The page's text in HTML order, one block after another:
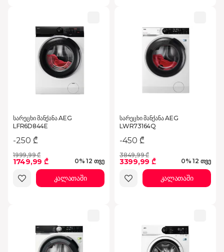
სარეცხი მანქანა AEG
LFR6D844E
-250 ₾
1999,99 ₾
1749,99 ₾ 0% 12 თვე
კალათაში
სარეცხი მანქანა AEG
LWR73164Q
-450 ₾
3849,99 ₾
3399,99 ₾ 0% 12 თვე
კალათაში